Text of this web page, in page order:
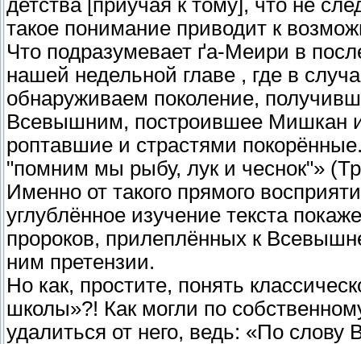
детства [приучая к тому], что не
такое понимание приводит к
Что подразумевает ґа-Меири в
нашей недельной главе , где в
обнаруживаем поколение,
Всевышним, построившее Мишкан
роптавшие и страстями
"помним мы рыбу, лук и чеснок"»
Именно от такого прямого
углублённое изучение текста
пророков, прилеплённых к
ним претензии.
Но как, простите, понять
школы»?! Как могли по
удалиться от него, ведь: «По слову